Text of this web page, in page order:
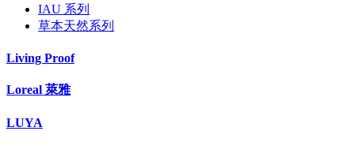
IAU 系列
草本天然系列
Living Proof
Loreal 萊雅
LUYA